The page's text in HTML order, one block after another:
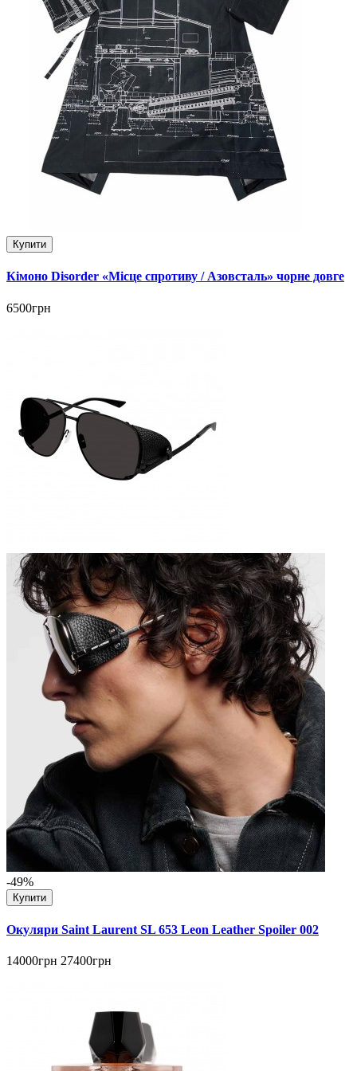
Купити
Кімоно Disorder «Місце спротиву / Азовсталь» чорне довге
6500грн
-49%
Купити
Окуляри Saint Laurent SL 653 Leon Leather Spoiler 002
14000грн 27400грн